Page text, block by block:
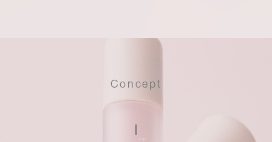
Concept